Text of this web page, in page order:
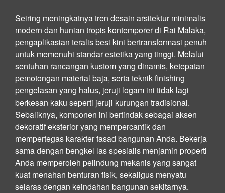
Seiring meningkatnya tren desain arsitektur minimalis
modern dan hunian tropis kontemporer di Rai Malaka,
pengaplikasian teralis besi kini bertransformasi penuh
untuk memenuhi standar estetika yang tinggi. Melalui
sentuhan rancangan kustom yang dinamis, ketepatan
pemotongan material baja, serta teknik finishing
pengelasan yang halus, jeruji logam ini tidak lagi
berkesan kaku seperti jeruji kurungan tradisional.
Sebaliknya, komponen ini bertindak sebagai aksen
dekoratif eksterior yang mempercantik dan
mempertegas karakter fasad bangunan Anda. Bekerja
sama dengan bengkel las spesialis menjamin properti
Anda memperoleh pelindung mekanis yang sangat
kuat menahan benturan fisik, sekaligus menyatu
selaras dengan keindahan bangunan sekitarnya.